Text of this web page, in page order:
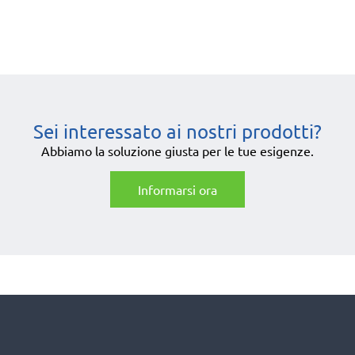
Sei interessato ai nostri prodotti?
Abbiamo la soluzione giusta per le tue esigenze.
Informarsi ora